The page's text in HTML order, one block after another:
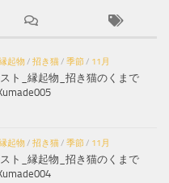
起物/ 招き猫/ 季節/ 11月
ト_縁起物_招き猫のくまで
起物/ 招き猫/ 季節/ 11月
ト_縁起物_招き猫のくまで